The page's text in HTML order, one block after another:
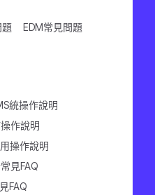
題
EDM常見問題
統操作說明
作說明
操作說明
見FAQ
FAQ